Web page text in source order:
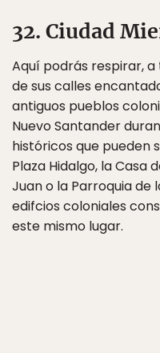
32. Ciudad
Aquí podrás respirar,
de sus calles
antiguos pueblos
Nuevo Santander
históricos que pueden
Plaza Hidalgo, la Casa
Juan o la Parroquia de
edifcios coloniales
este mismo lugar.